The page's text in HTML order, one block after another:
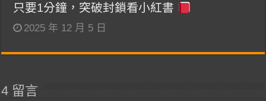
只要1分鐘，突破封鎖看小紅書
2025 年 12 月 5 日
4 留言